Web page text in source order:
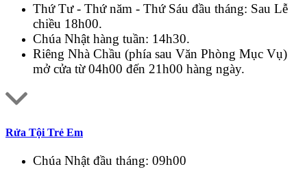
Thứ Tư - Thứ năm - Thứ Sáu đầu tháng: Sau Lễ
chiều 18h00.
Chúa Nhật hàng tuần: 14h30.
Riêng Nhà Chầu (phía sau Văn Phòng Mục Vụ)
mở cửa từ 04h00 đến 21h00 hàng ngày.
Rửa Tội Trẻ Em
Chúa Nhật đầu tháng: 09h00